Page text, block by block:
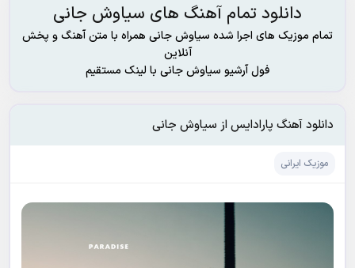
دانلود تمام آهنگ های سیاوش جانی
تمام موزیک های اجرا شده سیاوش جانی همراه با متن آهنگ و پخش
آنلاین
فول آرشیو سیاوش جانی با لینک مستقیم
دانلود آهنگ پارادایس از سیاوش جانی
موزیک ایرانی